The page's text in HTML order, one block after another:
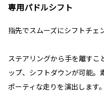
専用パドルシフト
指先でスムーズにシフトチェ
ステアリングから手を離す
ップ、シフトダウンが可能。
ポーティな走りを演出します。